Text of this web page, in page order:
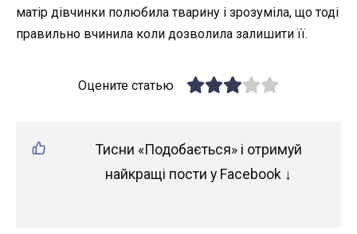
матір дівчинки полюбила тварину і зрозуміла, що тоді
правильно вчинила коли дозволила залишити її.
Оцените статью
Тисни «Подобається» і отримуй
найкращі пости у Facebook ↓